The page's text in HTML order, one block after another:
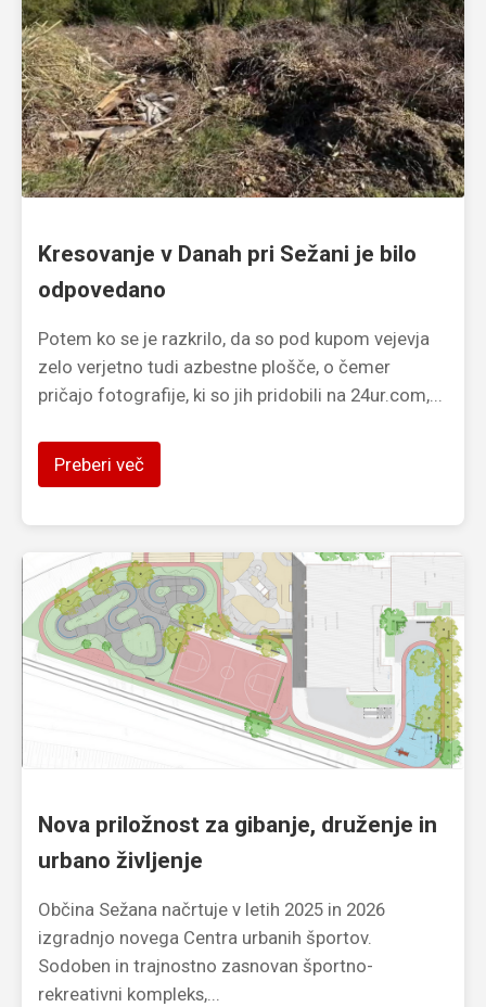
Kresovanje v Danah pri Sežani je bilo
odpovedano
Potem ko se je razkrilo, da so pod kupom vejevja
zelo verjetno tudi azbestne plošče, o čemer
pričajo fotografije, ki so jih pridobili na 24ur.com,...
Preberi več
Nova priložnost za gibanje, druženje in
urbano življenje
Občina Sežana načrtuje v letih 2025 in 2026
izgradnjo novega Centra urbanih športov.
Sodoben in trajnostno zasnovan športno-
rekreativni kompleks,...